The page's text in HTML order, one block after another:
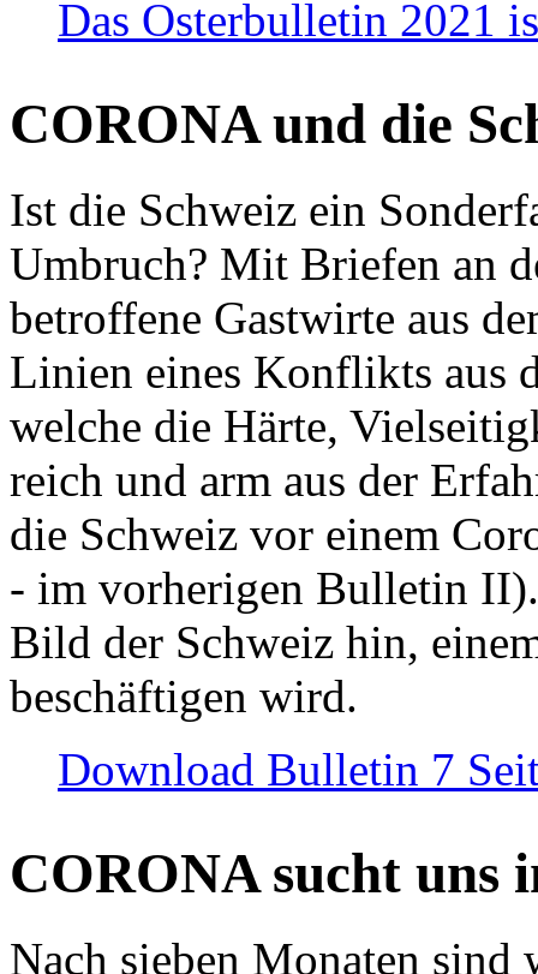
Das Osterbulletin 2021
CORONA und die
Ist die Schweiz ein
Umbruch? Mit Briefen an
betroffene Gastwirte aus
Linien eines Konflikts aus
welche die Härte,
reich und arm aus der
die Schweiz vor einem
- im vorherigen Bulletin
Bild der Schweiz hin,
beschäftigen wird.
Download Bulletin 7
CORONA sucht uns
Nach sieben Monaten